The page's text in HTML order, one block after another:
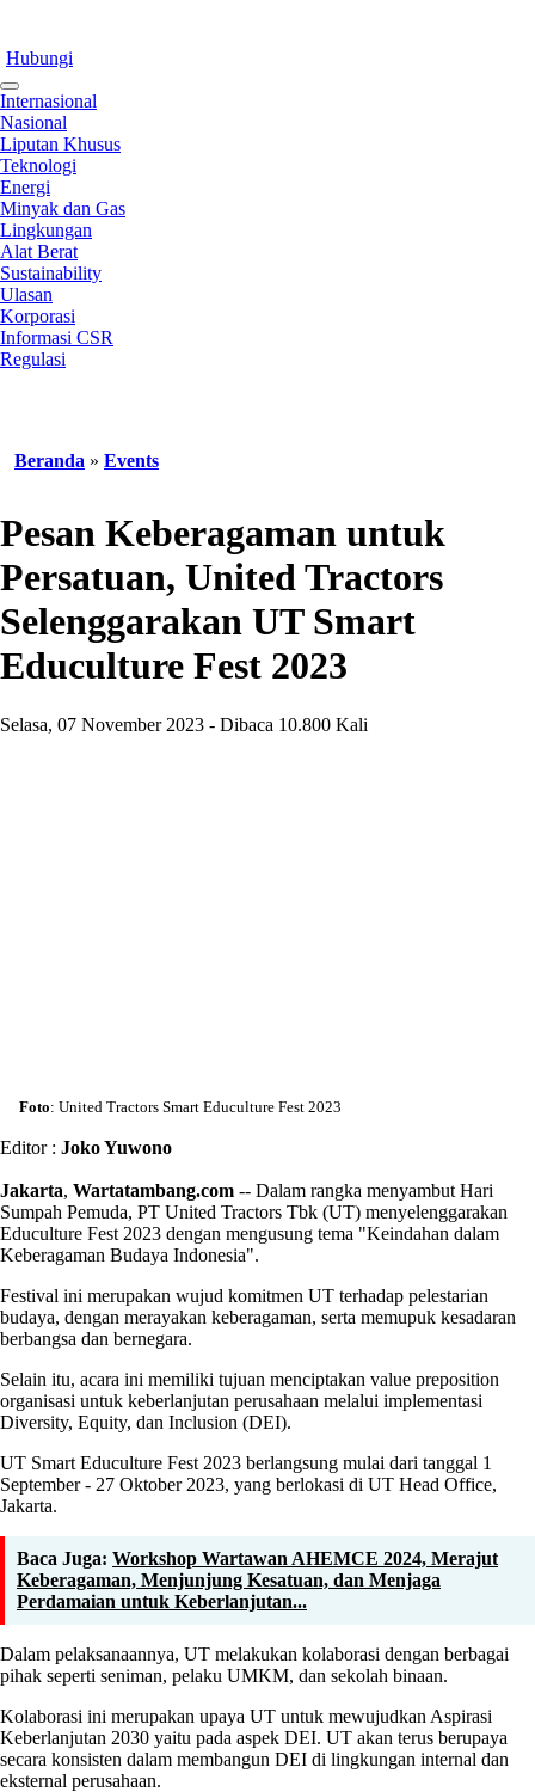
Hubungi
Internasional
Nasional
Liputan Khusus
Teknologi
Energi
Minyak dan Gas
Lingkungan
Alat Berat
Sustainability
Ulasan
Korporasi
Informasi CSR
Regulasi
Beranda » Events
Pesan Keberagaman untuk
Persatuan, United Tractors
Selenggarakan UT Smart
Educulture Fest 2023
Selasa, 07 November 2023 - Dibaca 10.800 Kali
Foto: United Tractors Smart Educulture Fest 2023
Editor : Joko Yuwono
Jakarta, Wartatambang.com -- Dalam rangka menyambut Hari
Sumpah Pemuda, PT United Tractors Tbk (UT) menyelenggarakan
Educulture Fest 2023 dengan mengusung tema "Keindahan dalam
Keberagaman Budaya Indonesia".
Festival ini merupakan wujud komitmen UT terhadap pelestarian
budaya, dengan merayakan keberagaman, serta memupuk kesadaran
berbangsa dan bernegara.
Selain itu, acara ini memiliki tujuan menciptakan value preposition
organisasi untuk keberlanjutan perusahaan melalui implementasi
Diversity, Equity, dan Inclusion (DEI).
UT Smart Educulture Fest 2023 berlangsung mulai dari tanggal 1
September - 27 Oktober 2023, yang berlokasi di UT Head Office,
Jakarta.
Baca Juga: Workshop Wartawan AHEMCE 2024, Merajut
Keberagaman, Menjunjung Kesatuan, dan Menjaga
Perdamaian untuk Keberlanjutan...
Dalam pelaksanaannya, UT melakukan kolaborasi dengan berbagai
pihak seperti seniman, pelaku UMKM, dan sekolah binaan.
Kolaborasi ini merupakan upaya UT untuk mewujudkan Aspirasi
Keberlanjutan 2030 yaitu pada aspek DEI. UT akan terus berupaya
secara konsisten dalam membangun DEI di lingkungan internal dan
eksternal perusahaan.